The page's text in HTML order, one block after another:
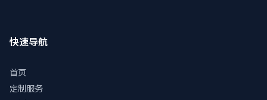
快速导航
首页
定制服务